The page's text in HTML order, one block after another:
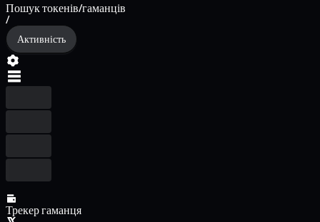
Пошук токенів/гаманців
/
Активність
Трекер гаманця